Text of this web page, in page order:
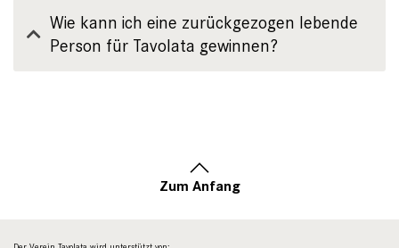
Wie kann ich eine zurückgezogen lebende
Person für Tavolata gewinnen?
Zum Anfang